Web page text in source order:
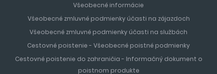
Všeobecné informácie
Všeobecné zmluvné podmienky účasti na zájazdoch
Všeobecné zmluvné podmienky účasti na službách
Cestovné poistenie - Všeobecné poistné podmienky
Cestovné poistenie do zahraničia - Informačný dokument o
poistnom produkte